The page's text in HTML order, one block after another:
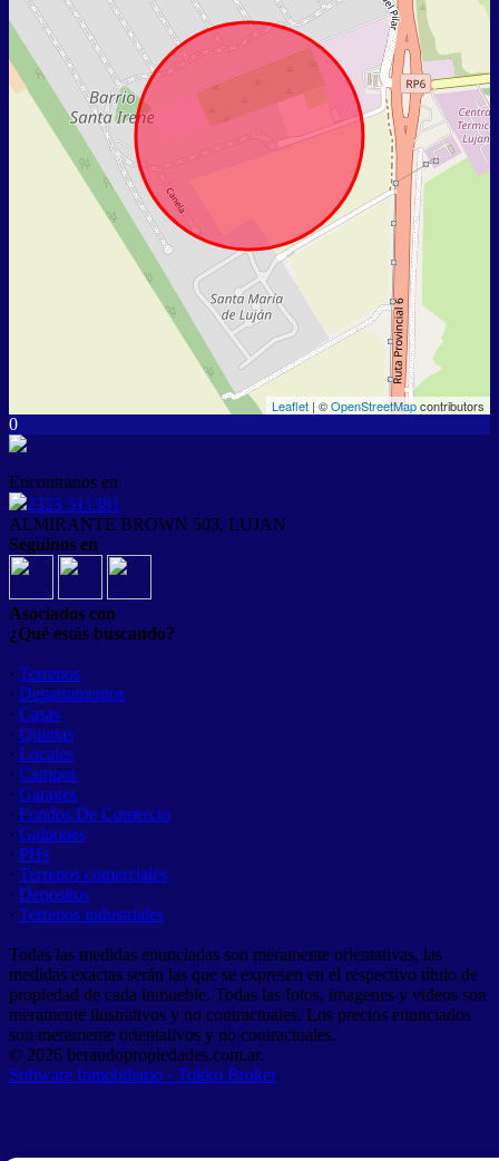
Leaflet | ©OpenStreetMapcontributors
0
Encontranos en
2323 511381
ALMIRANTE BROWN 503, LUJAN
Seguinos en
Asociados con
¿Qué estás buscando?
· Terrenos
· Departamentos
· Casas
· Quintas
· Locales
· Campos
· Garages
· Fondos De Comercio
· Galpones
· PHs
· Terrenos comerciales
· Depositos
· Terrenos industriales
Todas las medidas enunciadas son meramente orientativas, las
medidas exactas serán las que se expresen en el respectivo título de
propiedad de cada inmueble. Todas las fotos, imagenes y videos son
meramente ilustrativos y no contractuales. Los precios enunciados
son meramente orientativos y no contractuales.
© 2026 beraudopropiedades.com.ar.
Software Inmobiliario - Tokko Broker